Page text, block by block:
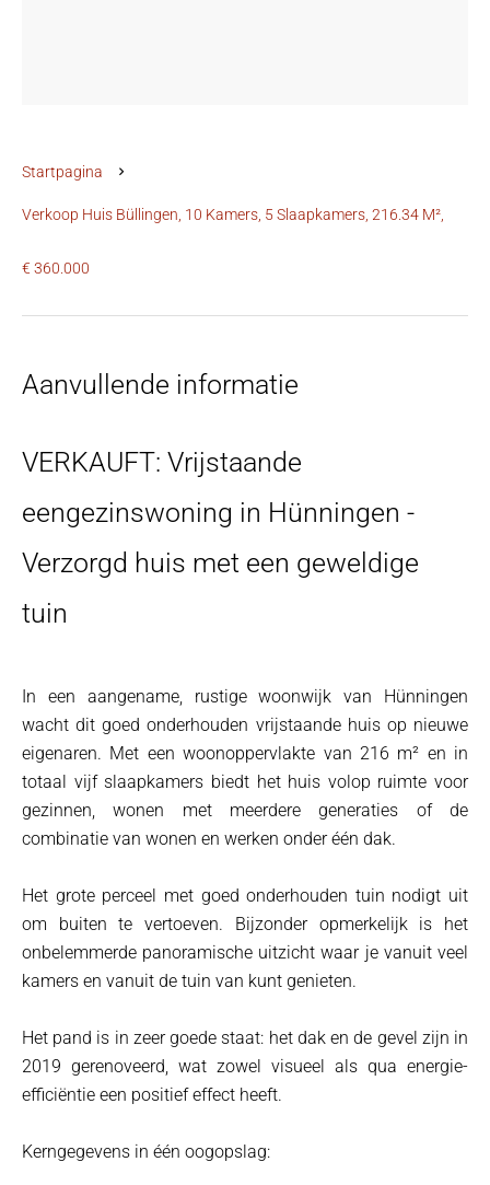
Startpagina
Verkoop Huis Büllingen, 10 Kamers, 5 Slaapkamers, 216.34 M²,
€ 360.000
Aanvullende informatie
VERKAUFT: Vrijstaande
eengezinswoning in Hünningen -
Verzorgd huis met een geweldige
tuin
In een aangename, rustige woonwijk van Hünningen
wacht dit goed onderhouden vrijstaande huis op nieuwe
eigenaren. Met een woonoppervlakte van 216 m² en in
totaal vijf slaapkamers biedt het huis volop ruimte voor
gezinnen, wonen met meerdere generaties of de
combinatie van wonen en werken onder één dak.
Het grote perceel met goed onderhouden tuin nodigt uit
om buiten te vertoeven. Bijzonder opmerkelijk is het
onbelemmerde panoramische uitzicht waar je vanuit veel
kamers en vanuit de tuin van kunt genieten.
Het pand is in zeer goede staat: het dak en de gevel zijn in
2019 gerenoveerd, wat zowel visueel als qua energie-
efficiëntie een positief effect heeft.
Kerngegevens in één oogopslag: